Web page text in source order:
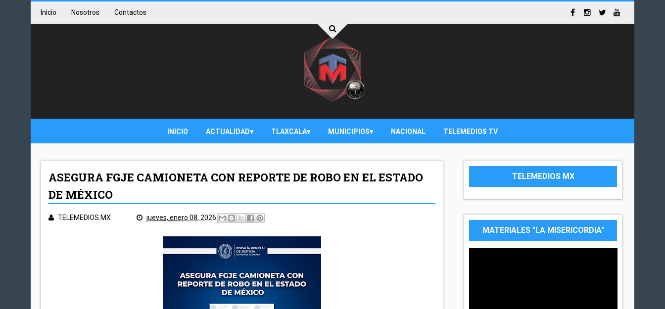
Inicio Nosotros Contactos
INICIO ACTUALIDAD TLAXCALA MUNICIPIOS NACIONAL TELEMEDIOS TV
ASEGURA FGJE CAMIONETA CON REPORTE DE ROBO EN EL ESTADO
DE MÉXICO
TELEMEDIOS.MX jueves, enero 08, 2026
TELEMEDIOS MX
MATERIALES "LA MISERICORDIA"